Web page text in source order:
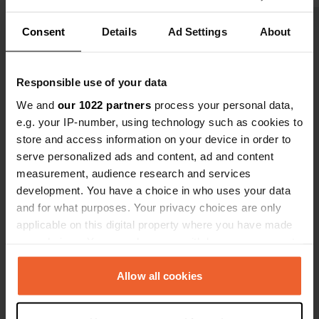
Consent Details Ad Settings About
Responsible use of your data
We and our 1022 partners process your personal data,
e.g. your IP-number, using technology such as cookies to
store and access information on your device in order to
serve personalized ads and content, ad and content
measurement, audience research and services
development. You have a choice in who uses your data
and for what purposes. Your privacy choices are only
applicable on this digital property where you have made
any time from the Cookie Declaration or by clicking on
the Privacy trigger icon.Allow all cookies
Contact
Badstraße 91
97225, Zellingen, Allemagne
Copie
Coordonnées